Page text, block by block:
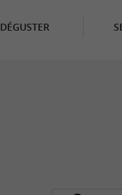
DÉGUSTER